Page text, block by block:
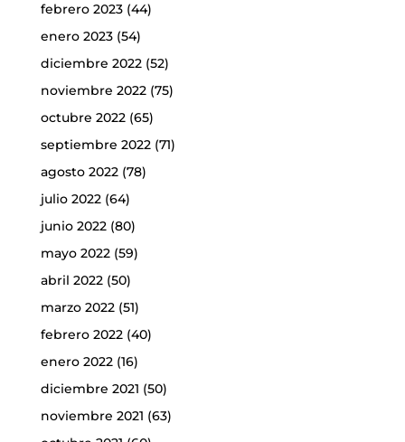
febrero 2023(44)
enero 2023(54)
diciembre 2022(52)
noviembre 2022(75)
octubre 2022(65)
septiembre 2022(71)
agosto 2022(78)
julio 2022(64)
junio 2022(80)
mayo 2022(59)
abril 2022(50)
marzo 2022(51)
febrero 2022(40)
enero 2022(16)
diciembre 2021 (50)
noviembre 2021 (63)